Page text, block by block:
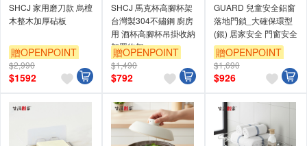
SHCJ 家用磨刀款 烏檀
木整木加厚砧板
贈OPENPOINT
訂單滿999享9折
$2,990
$1592
SHCJ 馬克杯高腳杯架
台灣製304不鏽鋼 廚房
用 酒杯高腳杯吊掛收納
架置物架
贈OPENPOINT
訂單滿999享9折
$1,490
$792
GUARD 兒童安全鋁窗
落地門鎖_大確保環型
(銀) 居家安全 門窗安全
贈OPENPOINT
訂單滿999享9折
$1,690
$926